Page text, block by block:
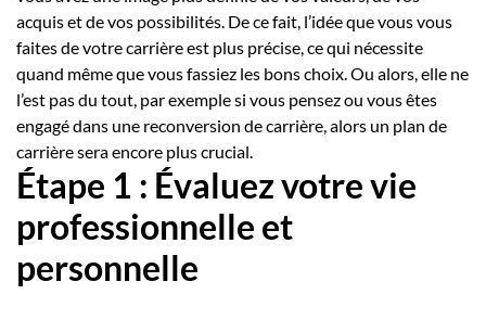
acquis et de vos possibilités. De ce fait, l’idée que vous vous
faites de votre carrière est plus précise, ce qui nécessite
quand même que vous fassiez les bons choix. Ou alors, elle ne
l’est pas du tout, par exemple si vous pensez ou vous êtes
engagé dans une reconversion de carrière, alors un plan de
carrière sera encore plus crucial.
Étape 1 : Évaluez votre vie
professionnelle et
personnelle